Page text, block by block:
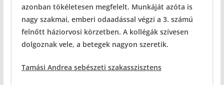
azonban tökéletesen megfelelt. Munkáját azóta is
nagy szakmai, emberi odaadással végzi a 3. számú
felnőtt háziorvosi körzetben. A kollégák szívesen
dolgoznak vele, a betegek nagyon szeretik.
Tamási Andrea sebészeti szakasszisztens